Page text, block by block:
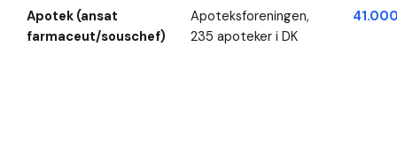
Apotek (ansat
farmaceut/souschef)
Apoteksforeningen,
235 apoteker i DK